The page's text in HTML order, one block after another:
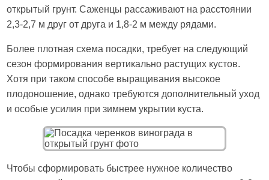
открытый грунт. Саженцы рассаживают на расстоянии
2,3-2,7 м друг от друга и 1,8-2 м между рядами.
Более плотная схема посадки, требует на следующий
сезон формирования вертикально растущих кустов.
Хотя при таком способе выращивания высокое
плодоношение, однако требуются дополнительный уход
и особые усилия при зимнем укрытии куста.
Чтобы сформировать быстрее нужное количество